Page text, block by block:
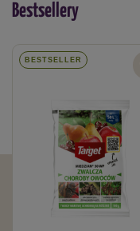
Bestsellery
BESTSELLER